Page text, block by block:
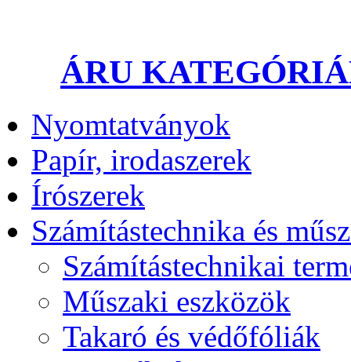
ÁRU
Nyomtatványok
Papír, irodaszerek
Írószerek
Számítástechnika és
Számítástechnikai
Műszaki eszközök
Takaró és védőfóliák